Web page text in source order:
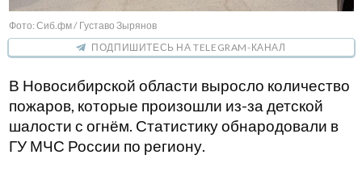
Фото: Сиб.фм / Густаво Зырянов
ПОДПИШИТЕСЬ НА TELEGRAM-КАНАЛ
В Новосибирской области выросло количество
пожаров, которые произошли из-за детской
шалости с огнём. Статистику обнародовали в
ГУ МЧС России по региону.